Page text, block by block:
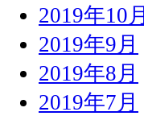
2019年10月
2019年9月
2019年8月
2019年7月